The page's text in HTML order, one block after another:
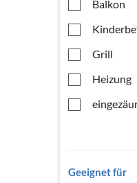
Balkon
Grill
Heizung
Geeignet für